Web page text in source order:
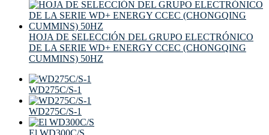
HOJA DE SELECCIÓN DEL GRUPO ELECTRÓNICO
DE LA SERIE WD+ ENERGY CCEC (CHONGQING
CUMMINS) 50HZ
WD275C/S-1
WD275C/S-1
El WD300C/S